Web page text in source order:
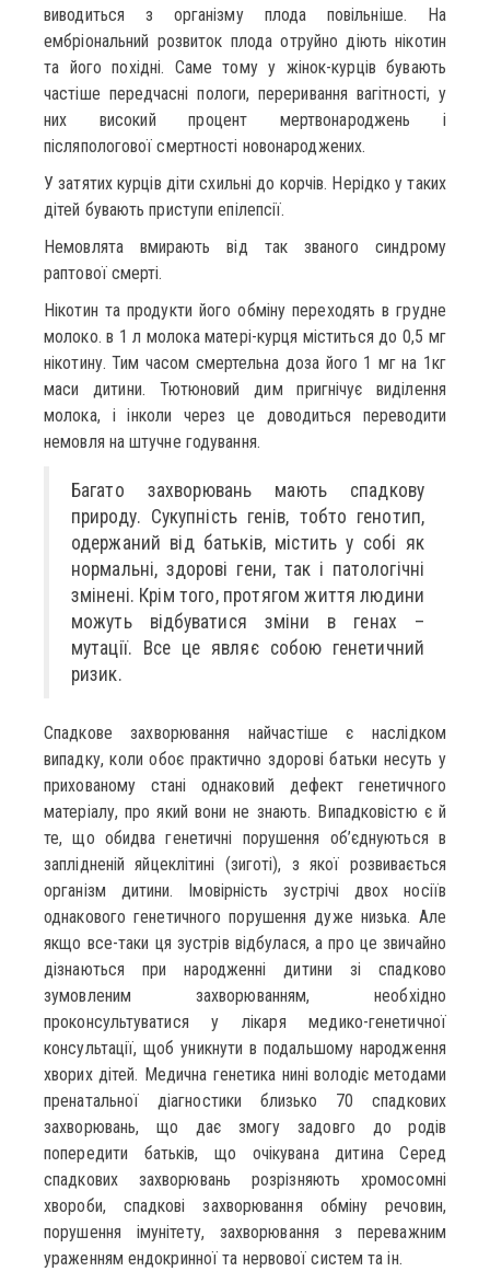
виводиться з організму плода повільніше. На
ембріональний розвиток плода отруйно діють нікотин
та його похідні. Саме тому у жінок-курців бувають
частіше передчасні пологи, переривання вагітності, у
них високий процент мертвонароджень і
післяпологової смертності новонароджених.
У затятих курців діти схильні до корчів. Нерідко у таких
дітей бувають приступи епілепсії.
Немовлята вмирають від так званого синдрому
раптової смерті.
Нікотин та продукти його обміну переходять в грудне
молоко. в 1 л молока матері-курця міститься до 0,5 мг
нікотину. Тим часом смертельна доза його 1 мг на 1кг
маси дитини. Тютюновий дим пригнічує виділення
молока, і інколи через це доводиться переводити
немовля на штучне годування.
Багато захворювань мають спадкову
природу. Сукупність генів, тобто генотип,
одержаний від батьків, містить у собі як
нормальні, здорові гени, так і патологічні
змінені. Крім того, протягом життя людини
можуть відбуватися зміни в генах –
мутації. Все це являє собою генетичний
ризик.
Спадкове захворювання найчастіше є наслідком
випадку, коли обоє практично здорові батьки несуть у
прихованому стані однаковий дефект генетичного
матеріалу, про який вони не знають. Випадковістю є й
те, що обидва генетичні порушення об’єднуються в
заплідненій яйцеклітині (зиготі), з якої розвивається
організм дитини. Імовірність зустрічі двох носіїв
однакового генетичного порушення дуже низька. Але
якщо все-таки ця зустрів відбулася, а про це звичайно
дізнаються при народженні дитини зі спадково
зумовленим захворюванням, необхідно
проконсультуватися у лікаря медико-генетичної
консультації, щоб уникнути в подальшому народження
хворих дітей. Медична генетика нині володіє методами
пренатальної діагностики близько 70 спадкових
захворювань, що дає змогу задовго до родів
попередити батьків, що очікувана дитина Серед
спадкових захворювань розрізняють хромосомні
хвороби, спадкові захворювання обміну речовин,
порушення імунітету, захворювання з переважним
ураженням ендокринної та нервової систем та ін.